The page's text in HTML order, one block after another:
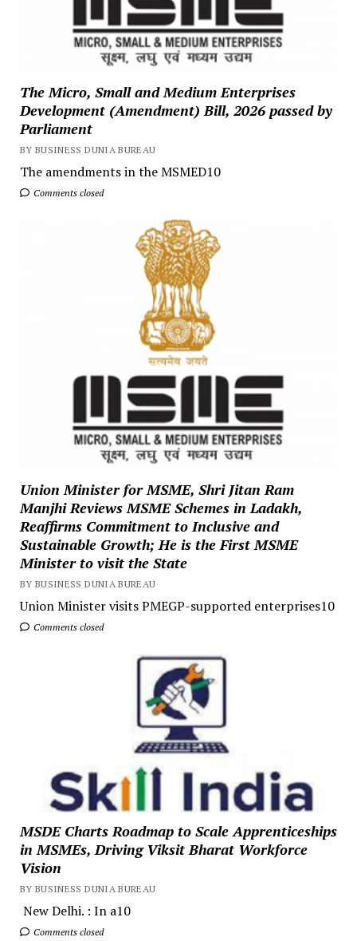
The Micro, Small and Medium Enterprises
Development (Amendment) Bill, 2026 passed by
Parliament
BY BUSINESS DUNIA BUREAU
The amendments in the MSMED10
Comments closed
Union Minister for MSME, Shri Jitan Ram
Manjhi Reviews MSME Schemes in Ladakh,
Reaffirms Commitment to Inclusive and
Sustainable Growth; He is the First MSME
Minister to visit the State
BY BUSINESS DUNIA BUREAU
Union Minister visits PMEGP-supported enterprises10
Comments closed
MSDE Charts Roadmap to Scale Apprenticeships
in MSMEs, Driving Viksit Bharat Workforce
Vision
BY BUSINESS DUNIA BUREAU
New Delhi. : In a10
Comments closed